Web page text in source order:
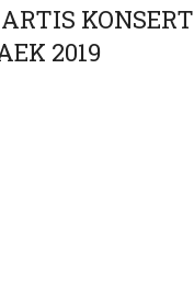
KONSERT
2019